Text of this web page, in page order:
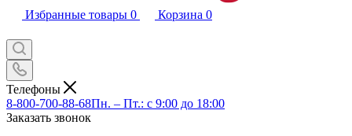
Избранные товары 0 Корзина 0
Телефоны
8-800-700-88-68Пн. – Пт.: с 9:00 до 18:00
Заказать звонок